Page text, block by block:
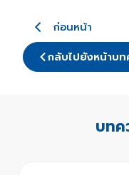
ก่อนหน้า
กลับไปยังหน้าบท
บทค